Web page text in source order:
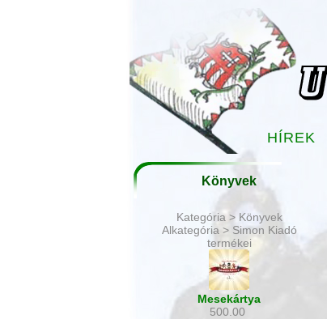
HÍREK
Könyvek
Kategória > Könyvek
Alkategória > Simon Kiadó
termékei
Mesekártya
500.00